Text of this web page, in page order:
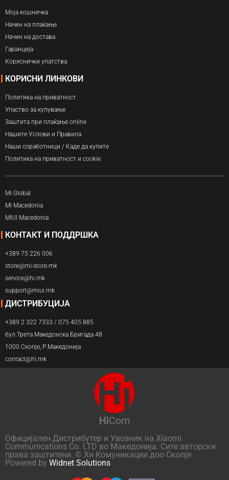
Моја кошничка
Начин на плаќање
Начин на достава
Гаранција
Кориснички упатства
КОРИСНИ ЛИНКОВИ
Политика на приватност
Упаство за купување
Заштита при плаќање online
Нашите Услови и Правила
Наши соработници / Каде да купите
Политика на приватност и cookie
Mi Global
Mi Macedonia
MIUI Macedonia
КОНТАКТ И ПОДДРШКА
+389 75 226 006
store@mi-store.mk
service@hi.mk
support@miui.mk
ДИСТРИБУЦИЈА
+389 2 322 7333 / 075 405 885
бул.Трета Македонска Бригада 48
1000 Скопје, Р.Македонија
contact@hi.mk
Официјален Дистрибутер и Увозник на Xiaomi
Communications Co. LTD во Македонија. Сите авторски
права заштитени. © Хи Комуникации доо Скопје
Powered by Widnet Solutions